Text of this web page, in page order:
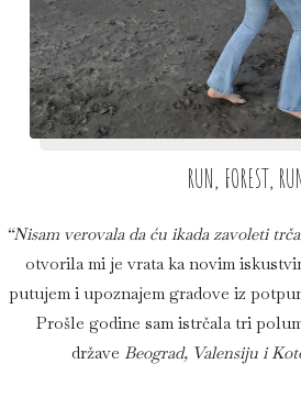
RUN, FOREST,
“Nisam verovala da ću ikada zavoleti
otvorila mi je vrata ka novim
putujem i upoznajem gradove iz
Prošle godine sam istrčala tri
države Beograd, Valensiju i